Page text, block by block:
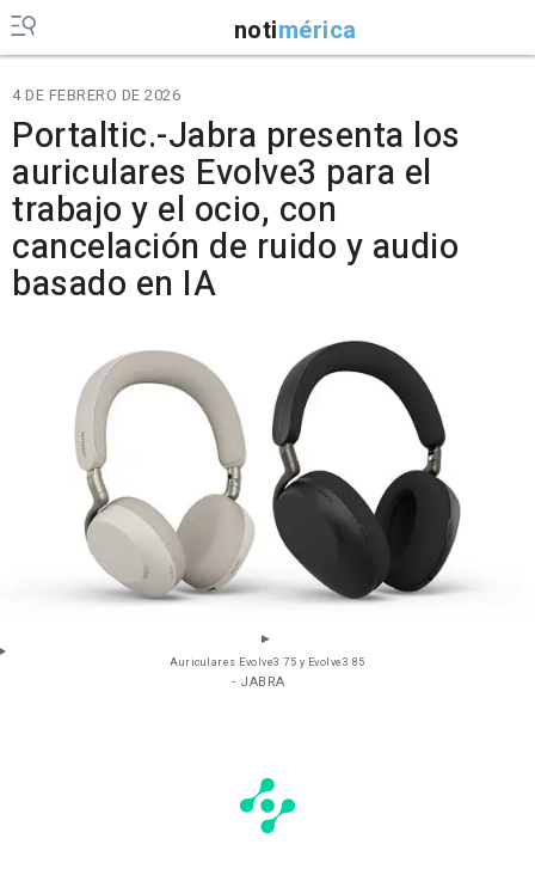
notimérica
4 DE FEBRERO DE 2026
Portaltic.-Jabra presenta los
auriculares Evolve3 para el
trabajo y el ocio, con
cancelación de ruido y audio
basado en IA
Auriculares Evolve3 75 y Evolve3 85
- JABRA